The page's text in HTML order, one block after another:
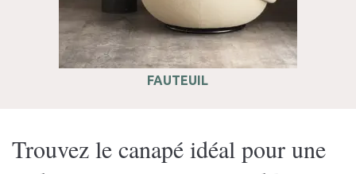
FAUTEUIL
Trouvez le canapé idéal pour une